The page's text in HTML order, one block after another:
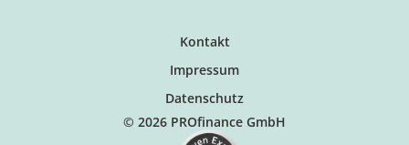
Kontakt
Impressum
Datenschutz
© 2026 PROfinance GmbH